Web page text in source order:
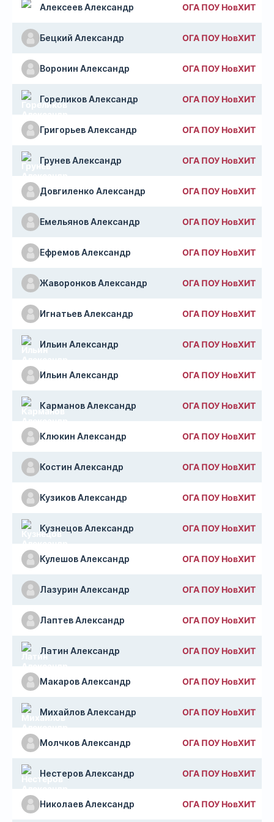
Алексеев Александр ОГА ПОУ НовХИТ
Бецкий Александр ОГА ПОУ НовХИТ
Воронин Александр ОГА ПОУ НовХИТ
Гореликов Александр ОГА ПОУ НовХИТ
Григорьев Александр ОГА ПОУ НовХИТ
Грунев Александр ОГА ПОУ НовХИТ
Довгиленко Александр ОГА ПОУ НовХИТ
Емельянов Александр ОГА ПОУ НовХИТ
Ефремов Александр ОГА ПОУ НовХИТ
Жаворонков Александр ОГА ПОУ НовХИТ
Игнатьев Александр ОГА ПОУ НовХИТ
Ильин Александр ОГА ПОУ НовХИТ
Ильин Александр ОГА ПОУ НовХИТ
Карманов Александр ОГА ПОУ НовХИТ
Клюкин Александр ОГА ПОУ НовХИТ
Костин Александр ОГА ПОУ НовХИТ
Кузиков Александр ОГА ПОУ НовХИТ
Кузнецов Александр ОГА ПОУ НовХИТ
Кулешов Александр ОГА ПОУ НовХИТ
Лазурин Александр ОГА ПОУ НовХИТ
Лаптев Александр ОГА ПОУ НовХИТ
Латин Александр ОГА ПОУ НовХИТ
Макаров Александр ОГА ПОУ НовХИТ
Михайлов Александр ОГА ПОУ НовХИТ
Молчков Александр ОГА ПОУ НовХИТ
Нестеров Александр ОГА ПОУ НовХИТ
Николаев Александр ОГА ПОУ НовХИТ